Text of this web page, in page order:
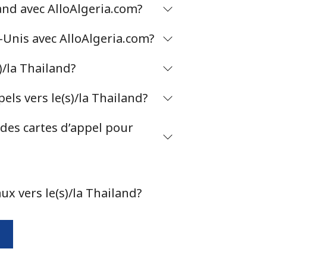
-
-
avec AlloAlgeria.com?
avec AlloAlgeria.com?
la Thailand?
vers le(s)/la Thailand?
cartes d’appel pour
vers le(s)/la Thailand?